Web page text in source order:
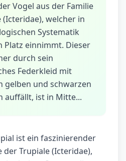
Vogel aus der Familie
(Icteridae), welcher in
Systematik
Platz einnimmt. Dieser
durch sein
Federkleid mit
gelben und schwarzen
auffällt, ist in Mitte...
ist ein faszinierender
der Trupiale (Icteridae),